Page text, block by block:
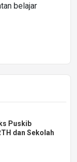
belajar
Puskib
dan Sekolah